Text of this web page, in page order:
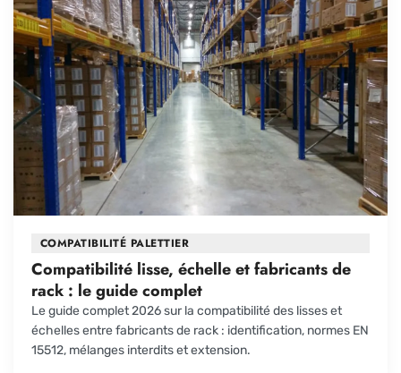
COMPATIBILITÉ PALETTIER
Compatibilité lisse, échelle et fabricants de
rack : le guide complet
Le guide complet 2026 sur la compatibilité des lisses et
échelles entre fabricants de rack : identification, normes EN
15512, mélanges interdits et extension.